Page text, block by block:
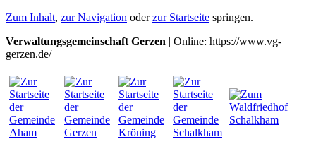
Zum Inhalt, zur Navigation oderzur Startseite springen.
Verwaltungsgemeinschaft Gerzen | Online: https://www.vg-
gerzen.de/